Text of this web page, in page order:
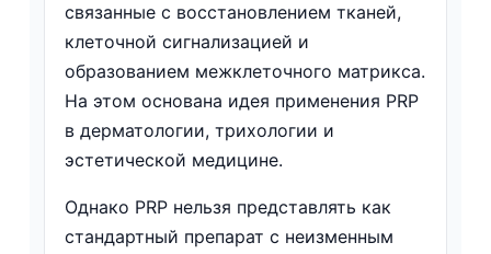
связанные с восстановлением тканей,
клеточной сигнализацией и
образованием межклеточного матрикса.
На этом основана идея применения PRP
в дерматологии, трихологии и
эстетической медицине.
Однако PRP нельзя представлять как
стандартный препарат с неизменным